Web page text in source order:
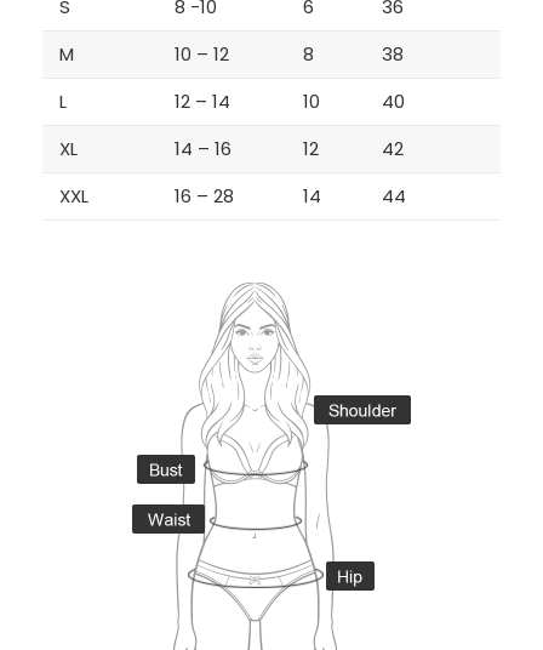
S
8 -10 6
36
M
10 – 12 8
38
L
12 – 14 10
40
XL
14 – 16 12
42
XXL
16 – 28 14 44